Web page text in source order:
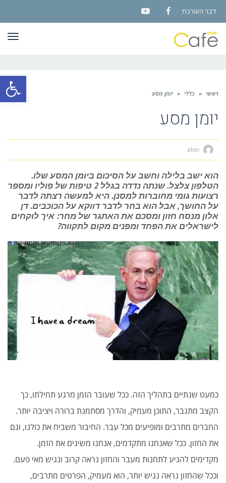
פתח
דבר העורכת
Facebook
YouTube
ראשי » כללי » יומן מסע
יומן מסע
הוא ישב בלילה וחשב על הסיכום ביומן המסע שלו.
הטלפון צלצל. שנתה נדדה בגלל 2 טיפות של פוליו ומספר
רצועות גומי מחוברות למסנן. היא למעשה רצתה לדבר
על החושך, אבל הוא בחר לדבר דווקא על הכוכבים. דן
אלון מנסח חזון ומסכם את האתגר של מחר: איך לוקחים
לישראלים את הפחד ומפנים מקום לתקווה?
כמעט שנתיים בתהליך הזה. ככל שעובר הזמן מרגע תחילתו, כך
הקצב מתגבר, התוכן מעמיק, והדרך מסתמנת ברורה ויציבה יותר.
החברים מתרבים ומופיעים מכל עבר. החיבור משביח את כולנו, וגם
את החזון. ככל שאנחנו מתקדמים, אנחנו משיגים את הזמן.
מקדימים להגיע לתחנות מעבר והחזון נראה קרוב ונגיש מאי פעם.
וככל שהחזון נראה נגיש יותר, הוא מעמיק, הפרטים מתרבים,